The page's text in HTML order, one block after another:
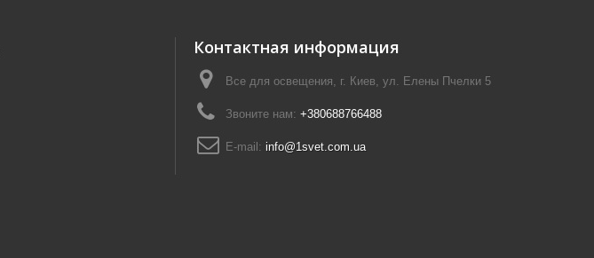
Контактная информация
Все для освещения, г. Киев, ул. Елены Пчелки 5
Звоните нам: +380688766488
E-mail: info@1svet.com.ua